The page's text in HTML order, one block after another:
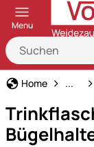
Menu
Home Haus
...